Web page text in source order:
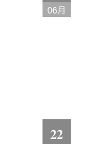
06月
22